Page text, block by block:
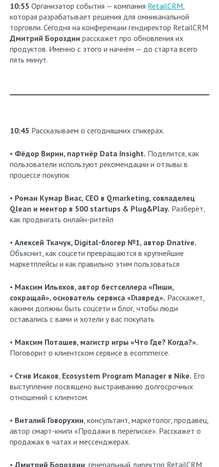
10:55 Организатор события — компания RetailCRM
которая разрабатывает решения для омниканальной
торговли. Сегодня на конференции гендиректор RetailCRM
Дмитрий Бороздин расскажет про обновления их
продуктов. Именно с этого и начнём — до старта всего
пять минут.
10:45 Рассказываем о сегодняшних спикерах.
• Фёдор Вирин, партнёр Data Insight. Поделится, как
пользователи используют рекомендации и отзывы в
процессе покупок
• Роман Кумар Виас, СEO в Qmarketing, совладелец
Qlean и ментор в 500 startups & Plug&Play. Разберёт,
как продвигать онлайн-ритейл
• Алексей Ткачук, Digital-блогер №1, автор Dnative.
Объяснит, как соцсети превращаются в крупнейшие
маркетплейсы и как правильно этим пользоваться
• Максим Ильяхов, автор бестселлера «Пиши,
сокращай», основатель сервиса «Главред». Расскажет,
какими должны быть соцсети и блог, чтобы люди
оставались с вами и хотели у вас покупать
• Максим Поташев, магистр игры «Что Где? Когда?».
Поговорит о клиентском сервисе в ecommerce.
• Стив Исаков Ecosystem Program Manager в Nike. Его
выступление посвящено выстраиванию долгосрочных
отношений с клиентом.
• Виталий Говорухин , консультант, маркетолог, продавец,
автор смарт-книги «Продажи в переписке». Расскажет о
продажах в чатах и мессенджерах.
• Дмитрий Бороздин , генеральный директор RetailCRM.